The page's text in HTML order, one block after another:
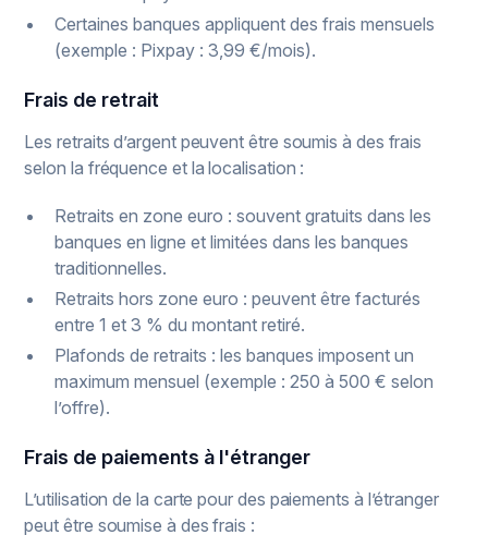
Certaines banques appliquent des frais mensuels
(exemple : Pixpay : 3,99 €/mois).
Frais de retrait
Les retraits d’argent peuvent être soumis à des frais
selon la fréquence et la localisation :
Retraits en zone euro : souvent gratuits dans les
banques en ligne et limitées dans les banques
traditionnelles.
Retraits hors zone euro : peuvent être facturés
entre 1 et 3 % du montant retiré.
Plafonds de retraits : les banques imposent un
maximum mensuel (exemple : 250 à 500 € selon
l’offre).
Frais de paiements à l'étranger
L’utilisation de la carte pour des paiements à l’étranger
peut être soumise à des frais :